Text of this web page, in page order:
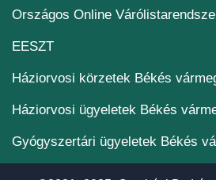
Országos Online
EESZT(új ablakban nyílik meg)
Háziorvosi körzetek Békés
Háziorvosi ügyeletek Békés
Gyógyszertári ügyeletek Békés